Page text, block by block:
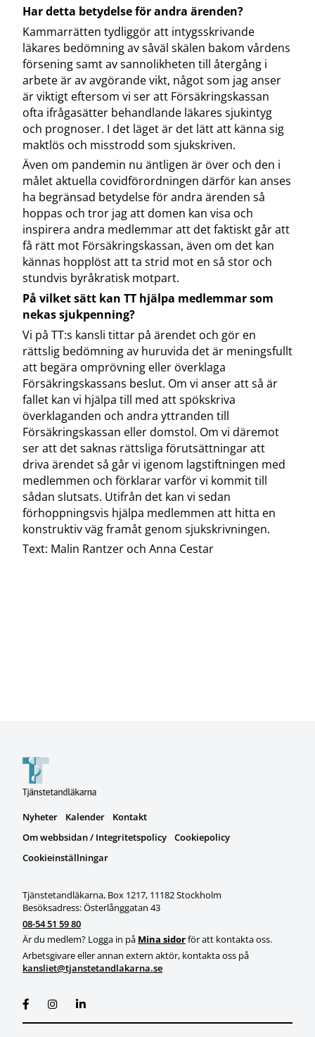
Har detta betydelse för andra ärenden?
Kammarrätten tydliggör att intygsskrivande
läkares bedömning av såväl skälen bakom vårdens
försening samt av sannolikheten till återgång i
arbete är av avgörande vikt, något som jag anser
är viktigt eftersom vi ser att Försäkringskassan
ofta ifrågasätter behandlande läkares sjukintyg
och prognoser. I det läget är det lätt att känna sig
maktlös och misstrodd som sjukskriven.
Även om pandemin nu äntligen är över och den i
målet aktuella covidförordningen därför kan anses
ha begränsad betydelse för andra ärenden så
hoppas och tror jag att domen kan visa och
inspirera andra medlemmar att det faktiskt går att
få rätt mot Försäkringskassan, även om det kan
kännas hopplöst att ta strid mot en så stor och
stundvis byråkratisk motpart.
På vilket sätt kan TT hjälpa medlemmar som
nekas sjukpenning?
Vi på TT:s kansli tittar på ärendet och gör en
rättslig bedömning av huruvida det är meningsfullt
att begära omprövning eller överklaga
Försäkringskassans beslut. Om vi anser att så är
fallet kan vi hjälpa till med att spökskriva
överklaganden och andra yttranden till
Försäkringskassan eller domstol. Om vi däremot
ser att det saknas rättsliga förutsättningar att
driva ärendet så går vi igenom lagstiftningen med
medlemmen och förklarar varför vi kommit till
sådan slutsats. Utifrån det kan vi sedan
förhoppningsvis hjälpa medlemmen att hitta en
konstruktiv väg framåt genom sjukskrivningen.
Text: Malin Rantzer och Anna Cestar
Nyheter Kalender
Kontakt
Om webbsidan / Integritetspolicy
Cookiepolicy
Cookieinställningar
Tjänstetandläkarna, Box 1217, 11182 Stockholm
Besöksadress: Österlånggatan 43
08-54 51 59 80
Är du medlem? Logga in på Mina sidorför att kontakta oss.
Arbetsgivare eller annan extern aktör, kontakta oss på
kansliet@tjanstetandlakarna.se